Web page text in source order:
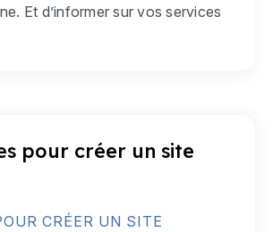
Et d’informer sur vos services
pour créer un site
CRÉER UN SITE